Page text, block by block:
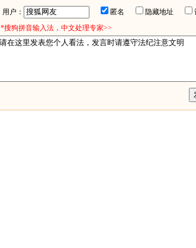
用户： 匿名 隐藏地址
*搜狗拼音输入法，中文处理专家>>